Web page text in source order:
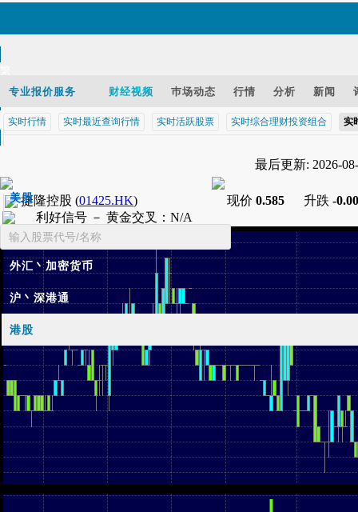
EN
美股
基金
外汇丶加密货币
沪丶深港通
港股
专业报价服务 财经视频 巿场动态 行情 分析 新闻
实时行情 实时最近查询行情 实时活跃股票 实时综合理财投资组合 实
最后更新: 2026-
捷隆控股 (01425.HK) 现价 0.585 升跌 -
利好信号 － 黄金交叉 ： N/A